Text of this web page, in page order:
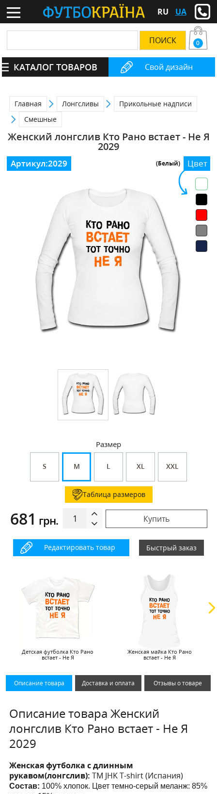
RU UA
Свой дизайн
0
КАТАЛОГ ТОВАРОВ
Главная Лонгсливы
Прикольные надписи
Смешные
Женский лонгслив Кто Рано встает - Не Я
2029
Цвет
(Белый)
Размер
S M L XL XXL
Таблица размеров
681 грн. Купить
Редактировать товар Быстрый заказ
Артикул:2029
Детская футболка Кто Рано
встает - Не Я
Женская майка Кто Рано
встает - Не Я
Описание товара Доставка и оплата Отзывы о товаре
Описание товара Женский
лонгслив Кто Рано встает - Не Я
2029
Женская футболка с длинным
рукавом(лонгслив):ТМ JHK T-shirt (Испания)
Состав: 100% хлопок. Цвет темно-серый меланж: 85%